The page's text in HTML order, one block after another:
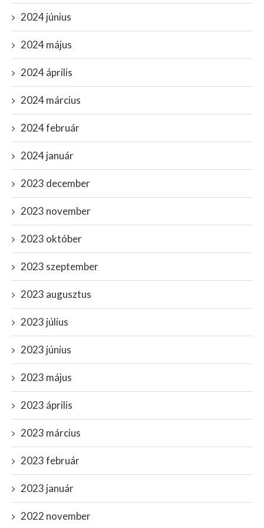
2024 június
2024 május
2024 április
2024 március
2024 február
2024 január
2023 december
2023 november
2023 október
2023 szeptember
2023 augusztus
2023 július
2023 június
2023 május
2023 április
2023 március
2023 február
2023 január
2022 november